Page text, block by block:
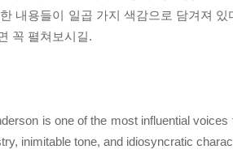
내용들이 일곱 가지 색감으로 담겨져
꼭 펼쳐보시길.
is one of the most influential
inimitable tone, and idiosyncratic